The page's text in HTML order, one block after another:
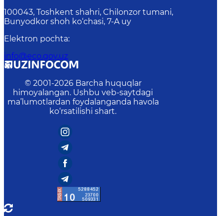
100043, Toshkent shahri, Chilonzor tumani,
Bunyodkor shoh ko‘chasi, 7-A uy
Elektron pochta:
info@eco.gov.uz
© 2001-2026 Barcha huquqlar
himoyalangan. Ushbu veb-saytdagi
ma’lumotlardan foydalanganda havola
ko‘rsatilishi shart.